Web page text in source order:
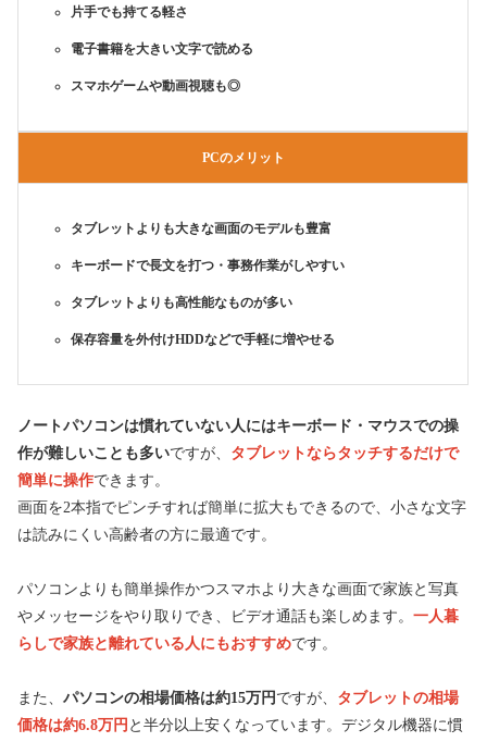
片手でも持てる軽さ
電子書籍を大きい文字で読める
スマホゲームや動画視聴も◎
PCのメリット
タブレットよりも大きな画面のモデルも豊富
キーボードで長文を打つ・事務作業がしやすい
タブレットよりも高性能なものが多い
保存容量を外付けHDDなどで手軽に増やせる
ノートパソコンは慣れていない人にはキーボード・マウスでの操
作が難しいことも多いですが、 タブレットならタッチするだけで
簡単に操作できます。
画面を2本指でピンチすれば簡単に拡大もできるので、小さな文字
は読みにくい高齢者の方に最適です。
パソコンよりも簡単操作かつスマホより大きな画面で家族と写真
やメッセージをやり取りでき、ビデオ通話も楽しめます。 一人暮
らしで家族と離れている人にもおすすめです。
また、 パソコンの相場価格は約15万円 ですが、 タブレットの相場
価格は約6.8万円 と半分以上安くなっています。デジタル機器に慣